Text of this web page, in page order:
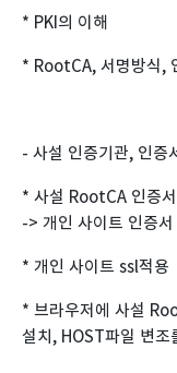
* PKI의 이해
* RootCA, 서명방식,
- 사설 인증기관, 인증
* 사설 RootCA 인증
-> 개인 사이트 인증서
* 개인 사이트 ssl적용
* 브라우저에 사설
설치, HOST파일 변조